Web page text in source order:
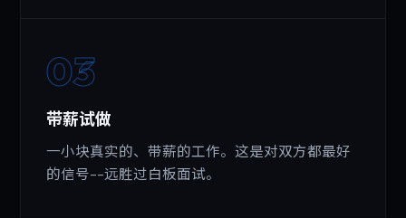
03
带薪试做
一小块真实的、带薪的工作。这是对双方都最好
的信号--远胜过白板面试。